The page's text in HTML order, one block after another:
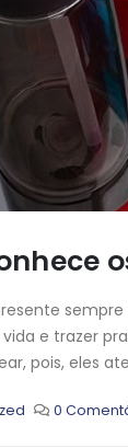
e trazer
pois, eles
0